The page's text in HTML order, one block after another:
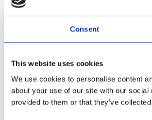
Consent
This website uses cookies
We use cookies to personalise content
about your use of our site with our
provided to them or that they’ve